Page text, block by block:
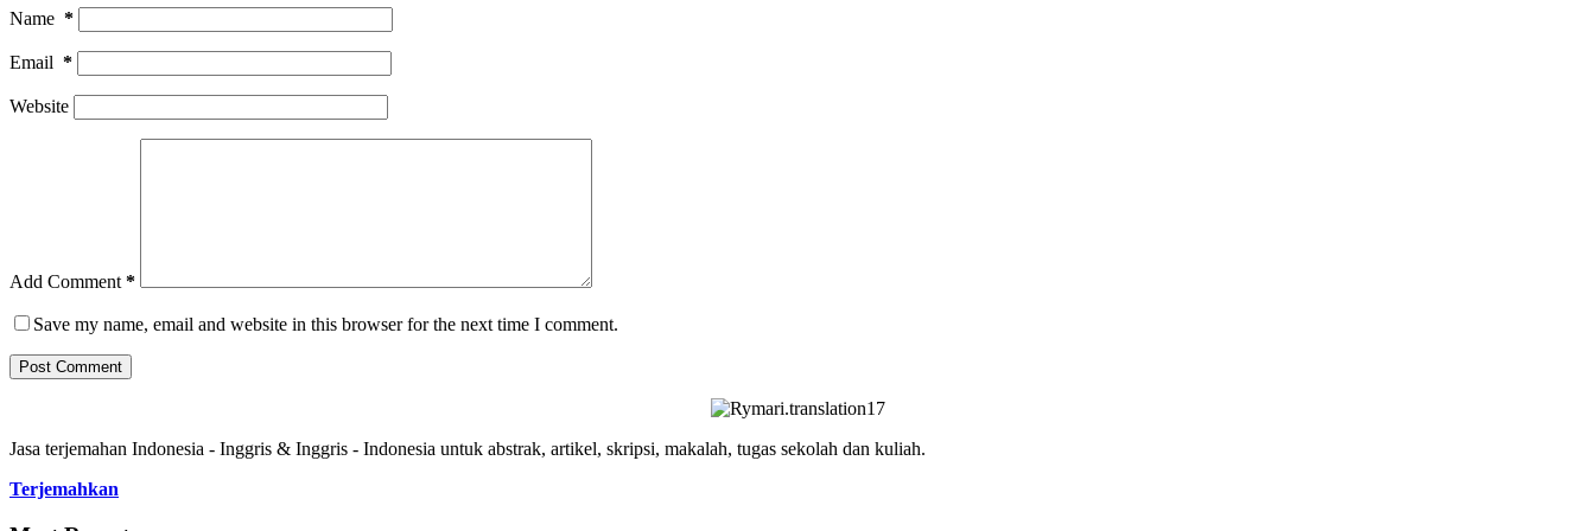
Name *
Email *
Website
Add Comment *
Save my name, email and website in this browser for the next time I comment.
Post Comment
Jasa terjemahan Indonesia - Inggris & Inggris - Indonesia untuk abstrak, artikel, skripsi, makalah, tugas sekolah dan kuliah.
Terjemahkan